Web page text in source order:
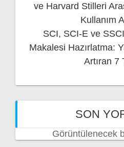
ve Harvard Stilleri
Kullanım
SCI, SCI-E ve
Makalesi Hazırlatma:
Artıran 7
SON
Görüntülenecek